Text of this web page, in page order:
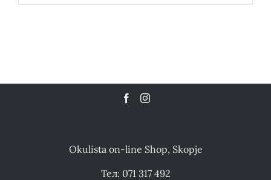
Okulista on-line Shop, Skopje
Тел: 071 317 492